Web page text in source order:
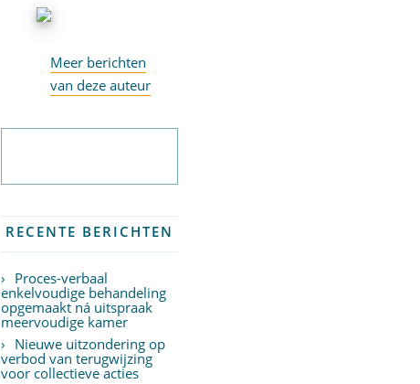
Meer berichten
van deze auteur
RECENTE BERICHTEN
Proces-verbaal
enkelvoudige behandeling
opgemaakt ná uitspraak
meervoudige kamer
Nieuwe uitzondering op
verbod van terugwijzing
voor collectieve acties